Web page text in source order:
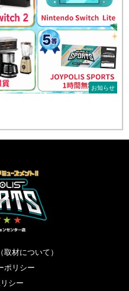
お知らせ
材について）
ポリシー
シー